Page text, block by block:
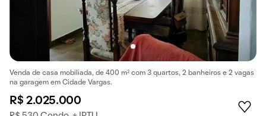
Venda de casa mobiliada, de 400 m² com 3 quartos, 2 banheiros e 2 vagas
na garagem em Cidade Vargas.
R$ 2.025.000